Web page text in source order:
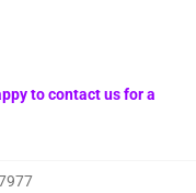
to contact us for a